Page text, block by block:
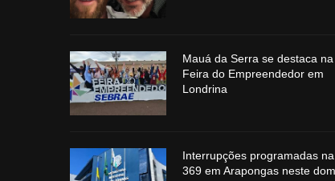
Mauá da Serra se destaca na
Feira do Empreendedor em
Londrina
Interrupções programadas
369 em Arapongas neste